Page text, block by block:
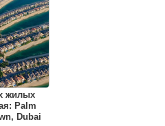
жилых
Palm
Dubai